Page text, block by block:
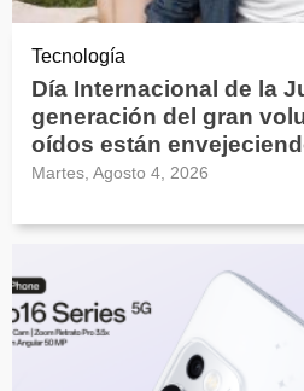
Tecnología
Día Internacional de la
generación del gran
oídos están
Martes, Agosto 4, 2026